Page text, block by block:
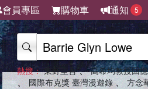
會員專區 購物車 通知 5
熱搜： 東野圭吾 、 高希均教授回
、 國際布克獎 臺灣漫遊錄 、 方念